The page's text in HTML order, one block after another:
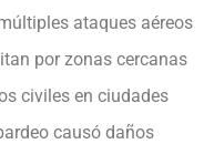
ataques aéreos
por zonas cercanas
civiles en ciudades
causó daños